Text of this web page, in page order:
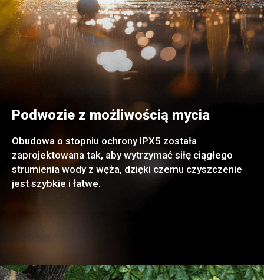
Podwozie z możliwością mycia
Obudowa o stopniu ochrony IPX5 została
zaprojektowana tak, aby wytrzymać siłę ciągłego
strumienia wody z węża, dzięki czemu czyszczenie
jest szybkie i łatwe.